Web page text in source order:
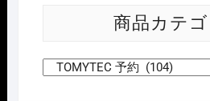
商品カテ